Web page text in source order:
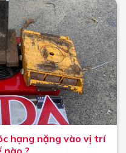
hạng nặng vào vị trí